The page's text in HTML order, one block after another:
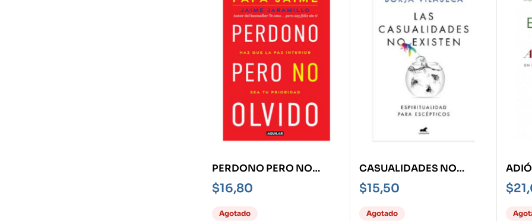
PERDONO PERO NO
OLVIDO -HAZ QUE LA PAZ
INTERIOR SEA TU
PRIORIDAD-
$16,80
Agotado
CASUALIDADES NO
EXISTEN, LAS -
ESPIRITUALIDAD PARA
ESCÉPTICOS-
$15,50
Agotado
$